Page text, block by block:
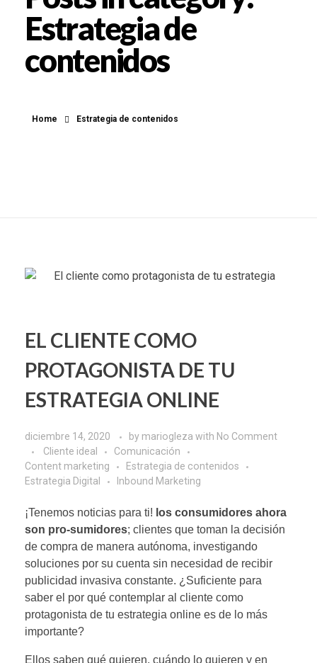
Home Estrategia de contenidos
Estrategia de
contenidos
EL CLIENTE COMO
PROTAGONISTA DE TU
ESTRATEGIA ONLINE
diciembre 14, 2020 by mariogleza with No Comment
Cliente ideal
Comunicación
Content marketing
Estrategia de contenidos
Estrategia Digital
Inbound Marketing
¡Tenemos noticias para ti! los consumidores ahora
son pro-sumidores; clientes que toman la decisión
de compra de manera autónoma, investigando
soluciones por su cuenta sin necesidad de recibir
publicidad invasiva constante. ¿Suficiente para
saber el por qué contemplar al cliente como
protagonista de tu estrategia online es de lo más
importante?
Ellos saben qué quieren, cuándo lo quieren y en